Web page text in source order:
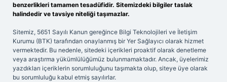
benzerlikleri tamamen tesadüfidir. Sitemizdeki bilgiler taslak
halindedir ve tavsiye niteliği taşımazlar.
Sitemiz, 5651 Sayılı Kanun gereğince Bilgi Teknolojileri ve İletişim
Kurumu (BTK) tarafından onaylanmış bir Yer Sağlayıcı olarak hizmet
vermektedir. Bu nedenle, sitedeki içerikleri proaktif olarak denetleme
veya araştırma yükümlülüğümüz bulunmamaktadır. Ancak, üyelerimiz
yazdıkları içeriklerin sorumluluğunu taşımakta olup, siteye üye olarak
bu sorumluluğu kabul etmiş sayılırlar.